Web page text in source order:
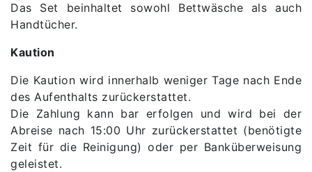
Das Set beinhaltet sowohl Bettwäsche als auch
Handtücher.
Kaution
Die Kaution wird innerhalb weniger Tage nach Ende
des Aufenthalts zurückerstattet.
Die Zahlung kann bar erfolgen und wird bei der
Abreise nach 15:00 Uhr zurückerstattet (benötigte
Zeit für die Reinigung) oder per Banküberweisung
geleistet.